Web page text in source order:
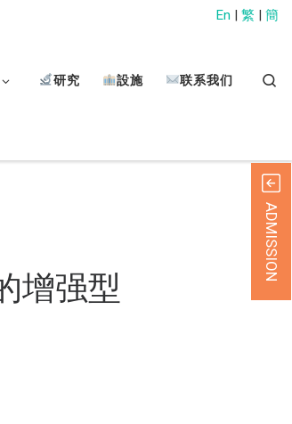
研究 設施 联系我们
En | 繁 | 簡
增强型
ADMISSION